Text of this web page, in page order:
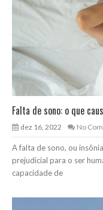
Falta de sono: o que
dez 16, 2022 No
A falta de sono, ou
prejudicial para o ser
capacidade de